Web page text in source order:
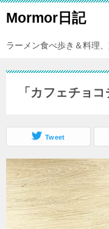
Mormor日記
ラーメン食べ歩き＆料理
「カフェチョ
Tweet